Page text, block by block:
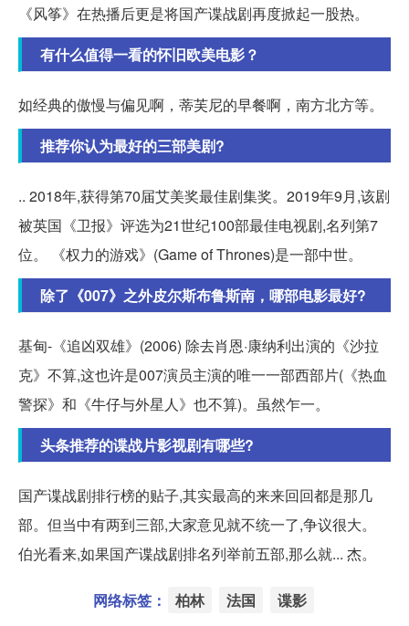
《风筝》在热播后更是将国产谍战剧再度掀起一股热。
有什么值得一看的怀旧欧美电影？
如经典的傲慢与偏见啊，蒂芙尼的早餐啊，南方北方等。
推荐你认为最好的三部美剧?
.. 2018年,获得第70届艾美奖最佳剧集奖。2019年9月,该剧
被英国《卫报》评选为21世纪100部最佳电视剧,名列第7
位。 《权力的游戏》(Game of Thrones)是一部中世。
除了《007》之外皮尔斯布鲁斯南，哪部电影最好?
基甸-《追凶双雄》(2006) 除去肖恩·康纳利出演的《沙拉
克》不算,这也许是007演员主演的唯一一部西部片(《热血
警探》和《牛仔与外星人》也不算)。虽然乍一。
头条推荐的谍战片影视剧有哪些?
国产谍战剧排行榜的贴子,其实最高的来来回回都是那几
部。但当中有两到三部,大家意见就不统一了,争议很大。
伯光看来,如果国产谍战剧排名列举前五部,那么就... 杰。
网络标签： 柏林 法国 谍影